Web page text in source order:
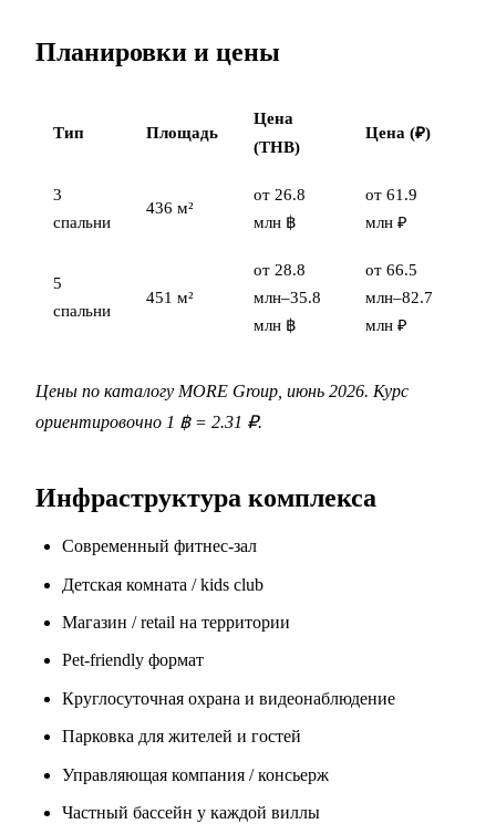
Планировки и цены
Тип Площадь
Цена
(THB)
Цена (₽)
3
спальни
436 м²
от 26.8
млн ฿
от 61.9
млн ₽
5
спальни
451 м²
от 28.8
млн–35.8
млн ฿
от 66.5
млн–82.7
млн ₽
Цены по каталогу MORE Group, июнь 2026. Курс
ориентировочно 1 ฿ = 2.31 ₽.
Инфраструктура комплекса
Современный фитнес-зал
Детская комната / kids club
Магазин / retail на территории
Pet-friendly формат
Круглосуточная охрана и видеонаблюдение
Парковка для жителей и гостей
Управляющая компания / консьерж
Частный бассейн у каждой виллы